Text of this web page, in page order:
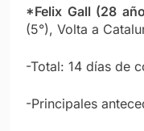
*Felix Gall (28
(5°), Volta a
-Total: 14 días de
-Principales